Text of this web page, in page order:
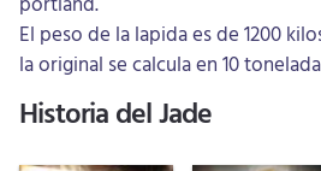
El peso de la lapida es de 1200
la original se calcula en 10
Historia del Jade